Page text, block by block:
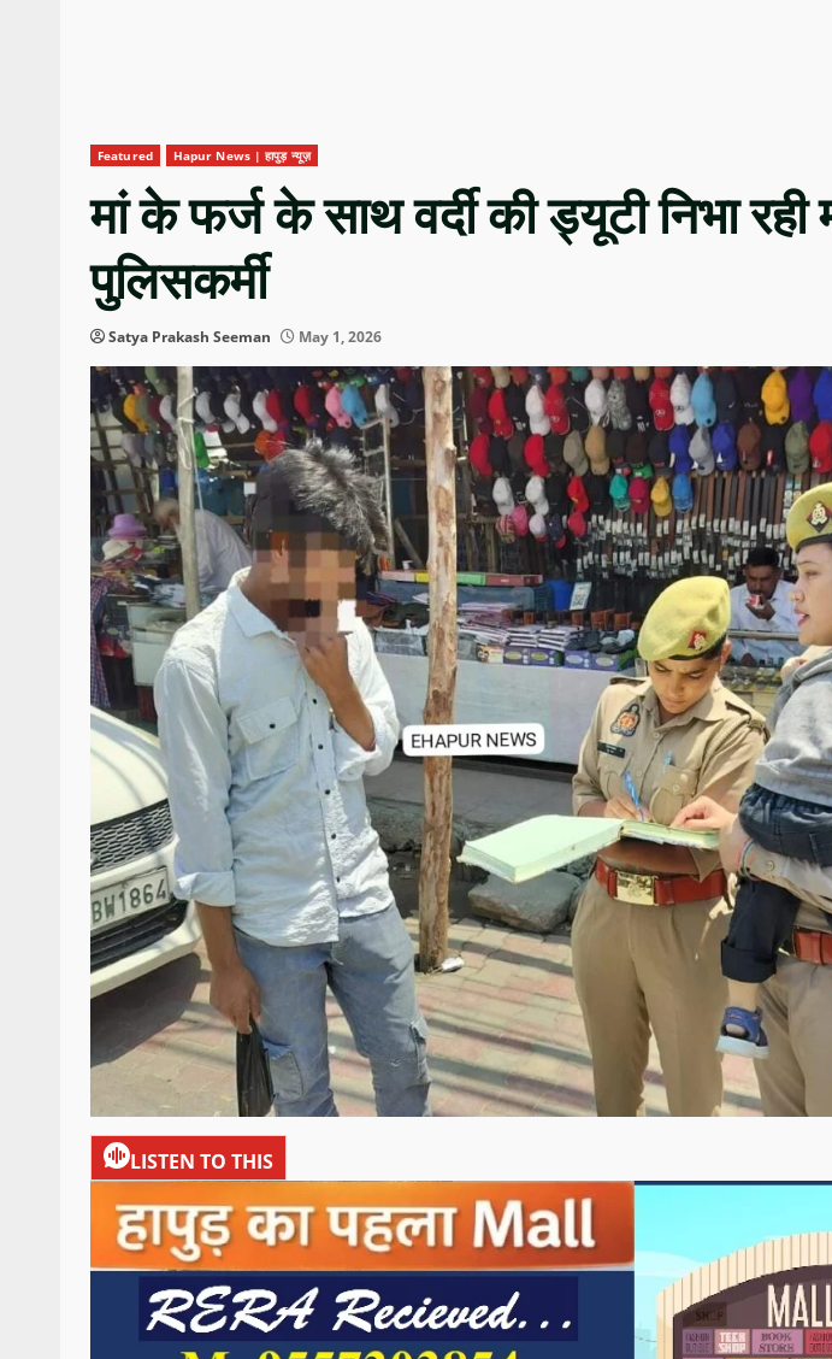
Featured Hapur News | हापुड़ न्यूज़
मां के फर्ज के साथ वर्दी की ड्यूटी निभा रही
पुलिसकर्मी
Satya Prakash Seeman May 1, 2026
LISTEN TO THIS